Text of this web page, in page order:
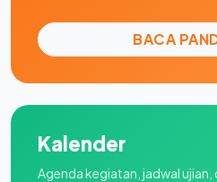
BACA
Kalender
Agenda kegiatan, jadwal ujian,